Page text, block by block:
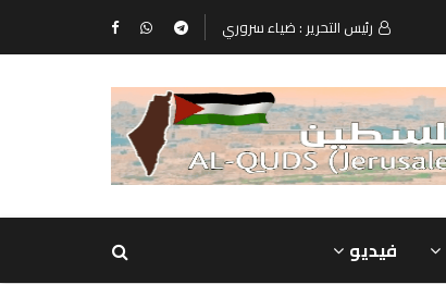
رئيس التحرير : ضياء سروري
فيديو